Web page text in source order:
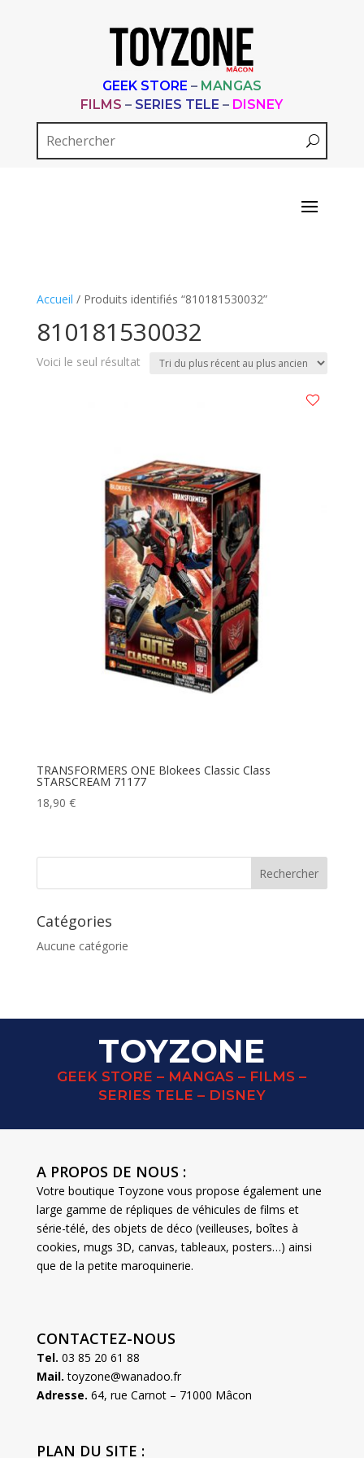
GEEK STORE – MANGAS
FILMS – SERIES TELE – DISNEY
Accueil / Produits identifiés “810181530032”
810181530032
Voici le seul résultat
TRANSFORMERS ONE Blokees Classic Class
STARSCREAM 71177
18,90 €
Catégories
Aucune catégorie
TOYZONE
GEEK STORE – MANGAS – FILMS –
SERIES TELE – DISNEY
A PROPOS DE NOUS :
Votre boutique Toyzone vous propose également une
large gamme de répliques de véhicules de films et
série-télé, des objets de déco (veilleuses, boîtes à
cookies, mugs 3D, canvas, tableaux, posters…) ainsi
que de la petite maroquinerie.
CONTACTEZ-NOUS
Tel. 03 85 20 61 88
Mail. toyzone@wanadoo.fr
Adresse. 64, rue Carnot – 71000 Mâcon
PLAN DU SITE :